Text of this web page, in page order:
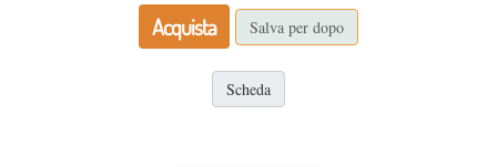
Acquista Salva per dopo
Scheda